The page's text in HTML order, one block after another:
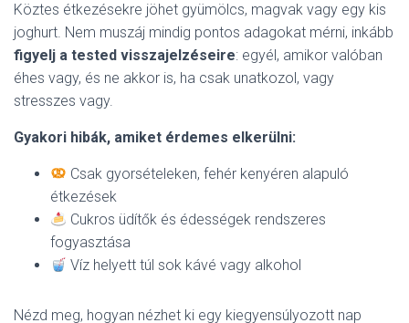
Köztes étkezésekre jöhet gyümölcs, magvak vagy egy kis
joghurt. Nem muszáj mindig pontos adagokat mérni, inkább
figyelj a tested visszajelzéseire: egyél, amikor valóban
éhes vagy, és ne akkor is, ha csak unatkozol, vagy
stresszes vagy.
Gyakori hibák, amiket érdemes elkerülni:
Csak gyorsételeken, fehér kenyéren alapuló
étkezések
Cukros üdítők és édességek rendszeres
fogyasztása
Víz helyett túl sok kávé vagy alkohol
Nézd meg, hogyan nézhet ki egy kiegyensúlyozott nap